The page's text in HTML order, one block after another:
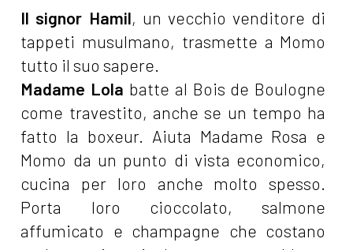
Il signor Hamil, un vecchio venditore di
tappeti musulmano, trasmette a Momo
tutto il suo sapere.
Madame Lola batte al Bois de Boulogne
come travestito, anche se un tempo ha
fatto la boxeur. Aiuta Madame Rosa e
Momo da un punto di vista economico,
cucina per loro anche molto spesso.
Porta loro cioccolato, salmone
affumicato e champagne che costano